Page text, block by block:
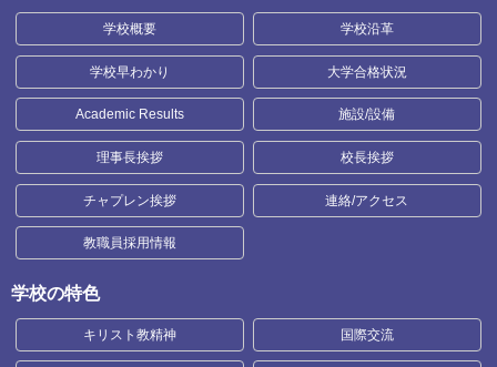
学校概要 学校沿革
学校早わかり 大学合格状況
Academic Results 施設/設備
理事長挨拶 校長挨拶
チャプレン挨拶 連絡/アクセス
教職員採用情報
学校の特色
キリスト教精神 国際交流